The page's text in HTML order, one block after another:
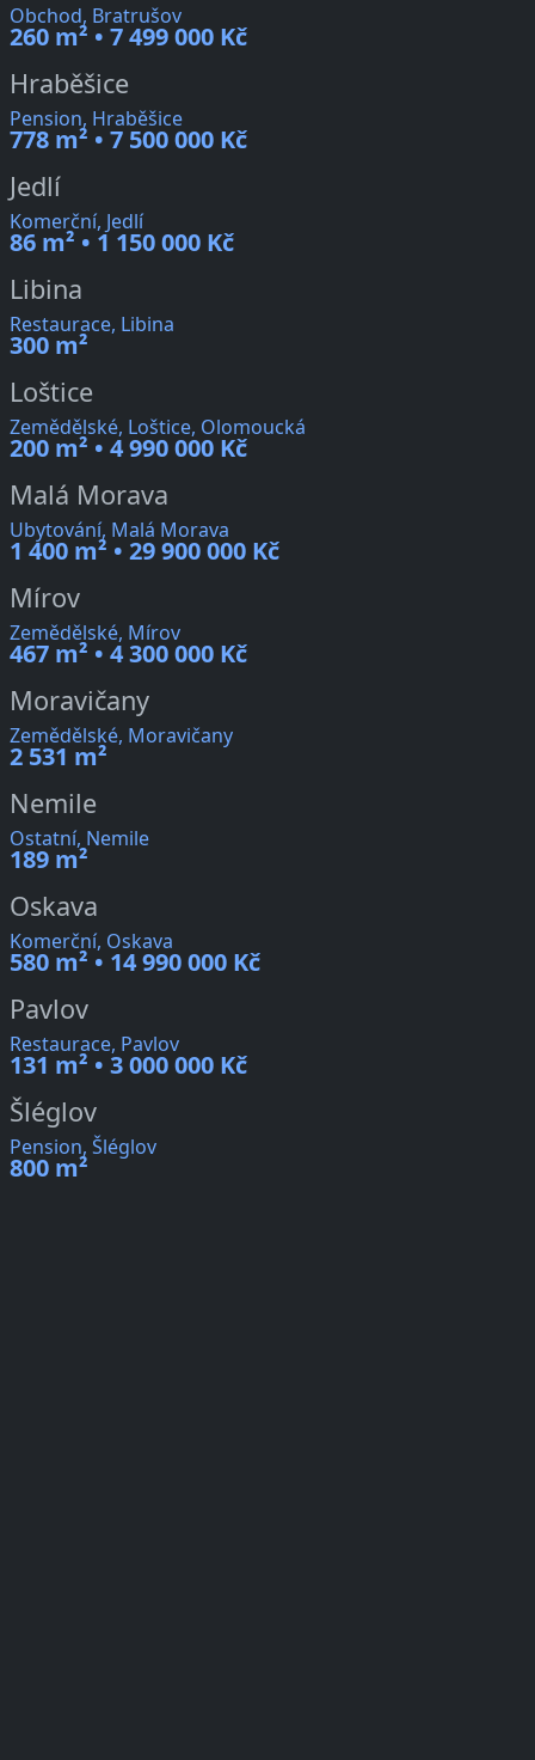
Obchod, Bratrušov
260 m² • 7 499 000 Kč
Hraběšice
Pension, Hraběšice
778 m² • 7 500 000 Kč
Jedlí
Komerční, Jedlí
86 m² • 1 150 000 Kč
Libina
Restaurace, Libina
300 m²
Loštice
Zemědělské, Loštice, Olomoucká
200 m² • 4 990 000 Kč
Malá Morava
Ubytování, Malá Morava
1 400 m² • 29 900 000 Kč
Mírov
Zemědělské, Mírov
467 m² • 4 300 000 Kč
Moravičany
Zemědělské, Moravičany
2 531 m²
Nemile
Ostatní, Nemile
189 m²
Oskava
Komerční, Oskava
580 m² • 14 990 000 Kč
Pavlov
Restaurace, Pavlov
131 m² • 3 000 000 Kč
Šléglov
Pension, Šléglov
800 m²